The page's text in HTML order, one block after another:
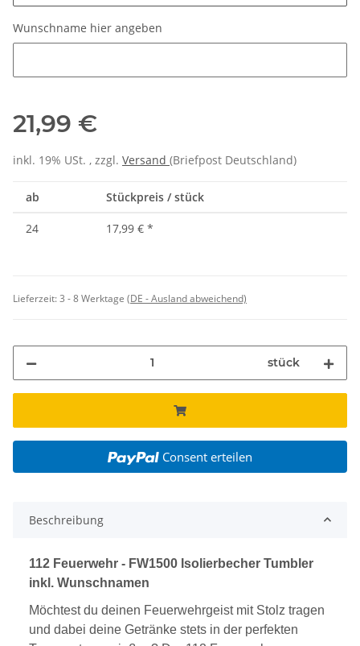
Wunschname hier angeben
21,99 €
inkl. 19% USt. , zzgl. Versand (Briefpost Deutschland)
ab Stückpreis / stück
24 17,99 € *
Lieferzeit:3 - 8 Werktage (DE - Ausland abweichend)
stück
Consent erteilen
Beschreibung
112 Feuerwehr - FW1500 Isolierbecher Tumbler
inkl. Wunschnamen
Möchtest du deinen Feuerwehrgeist mit Stolz tragen
und dabei deine Getränke stets in der perfekten